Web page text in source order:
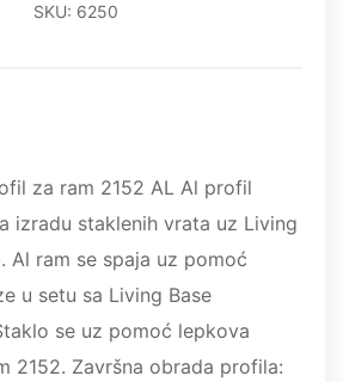
SKU: 6250
za ram 2152 AL Al profil
izradu staklenih vrata uz Living
Al ram se spaja uz pomoć
u setu sa Living Base
se uz pomoć lepkova
2152. Završna obrada profila: